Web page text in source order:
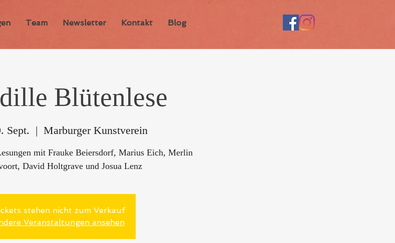
Team Newsletter Kontakt Blog
Blütenlese
Sept.
  |
Marburger Kunstverein
mit Frauke Beiersdorf, Marius Eich, Merlin
David Holtgrave und Josua Lenz
stehen nicht zum Verkauf
Veranstaltungen ansehen